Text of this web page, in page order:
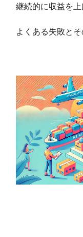
継続的に収益を
よくある失敗と